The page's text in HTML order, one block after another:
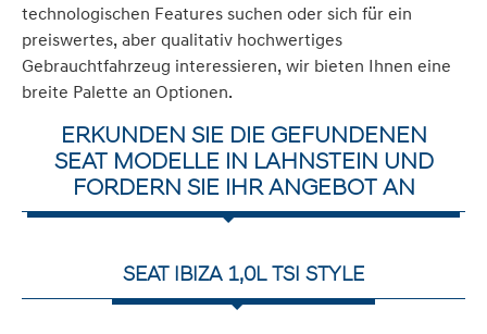
technologischen Features suchen oder sich für ein
preiswertes, aber qualitativ hochwertiges
Gebrauchtfahrzeug interessieren, wir bieten Ihnen eine
breite Palette an Optionen.
ERKUNDEN SIE DIE GEFUNDENEN
SEAT MODELLE IN LAHNSTEIN UND
FORDERN SIE IHR ANGEBOT AN
SEAT IBIZA 1,0L TSI STYLE